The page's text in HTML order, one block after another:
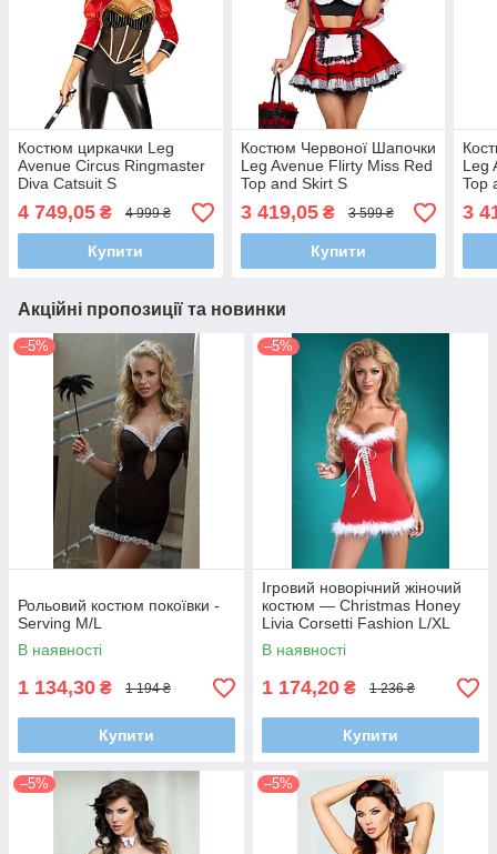
Костюм циркачки Leg
Avenue Circus Ringmaster
Diva Catsuit S
4 749,05 ₴ 4 999 ₴
Купити
Костюм Червоної Шапочки
Leg Avenue Flirty Miss Red
Top and Skirt S
3 419,05₴ 3 599 ₴
Купити
Leg
Top
3
Акційні пропозиції та новинки
–5%
Рольовий костюм покоївки -
Serving M/L
В наявності
1 134,30 ₴ 1 194 ₴
Купити
–5%
Ігровий новорічний жіночий
костюм — Christmas Honey
Livia Corsetti Fashion L/XL
В наявності
1 174,20 ₴ 1 236 ₴
Купити
–5% –5%